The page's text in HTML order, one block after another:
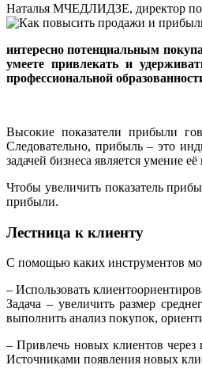
Наталья МЧЕДЛИДЗЕ, директор по
интересно потенциальным
умеете привлекать и
профессиональной
Высокие показатели прибыли
Следовательно, прибыль – это
задачей бизнеса является умение
Чтобы увеличить показатель
прибыли.
Лестница к клиенту
С помощью каких инструментов
– Использовать
Задача – увеличить размер
выполнить анализ покупок,
– Привлечь новых клиентов через
Источниками появления новых